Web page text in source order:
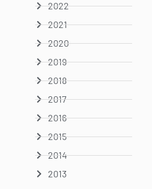
2022
2021
2020
2019
2018
2017
2016
2015
2014
2013